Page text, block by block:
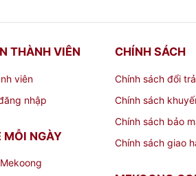
THÀNH VIÊN
viên
nhập
MỖI NGÀY
CHÍNH SÁCH
Chính sách đổi trả
Chính sách
Chính sách bảo
Chính sách giao